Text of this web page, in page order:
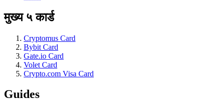
मुख्य ५ कार्ड
Cryptomus Card
Bybit Card
Gate.io Card
Volet Card
Crypto.com Visa Card
Guides